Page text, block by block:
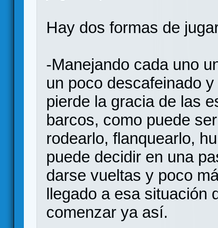
Hay dos formas de
-Manejando cada uno
un poco descafeinado
pierde la gracia de las
barcos, como puede
rodearlo, flanquearlo,
puede decidir en una
darse vueltas y poco
llegado a esa situación
comenzar ya así.